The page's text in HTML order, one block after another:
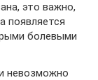
это важно,
появляется
болевыми
невозможно